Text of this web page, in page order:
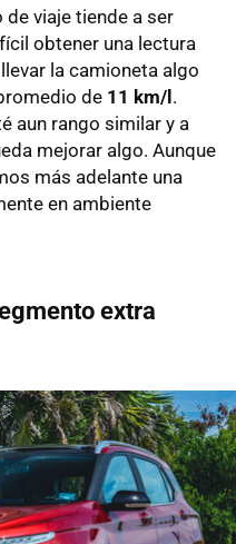
viaje tiende a ser
obtener una lectura
la camioneta algo
de 11 km/l.
aun rango similar y a
mejorar algo. Aunque
más adelante una
en ambiente
extra